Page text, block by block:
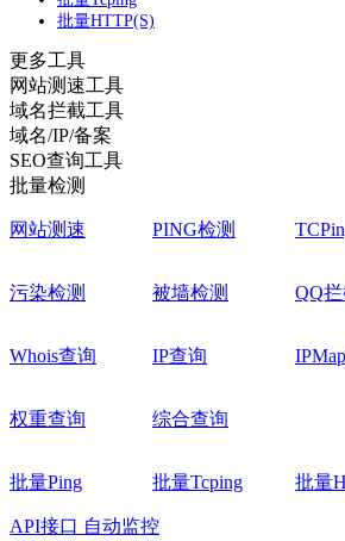
批量HTTP(S)
更多工具
网站测速工具
域名拦截工具
域名/IP/备案
SEO查询工具
批量检测
网站测速 PING检测
污染检测 被墙检测 QQ
Whois查询 IP查询
权重查询 综合查询
批量Ping 批量Tcping 批量
API接口 自动监控